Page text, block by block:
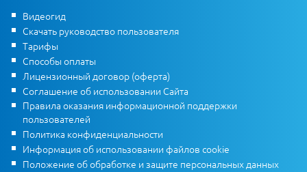
Видеогид
Скачать руководство пользователя
Тарифы
Способы оплаты
Лицензионный договор (оферта)
Соглашение об использовании Сайта
Правила оказания информационной поддержки
пользователей
Политика конфиденциальности
Информация об использовании файлов cookie
Положение об обработке и защите персональных данных